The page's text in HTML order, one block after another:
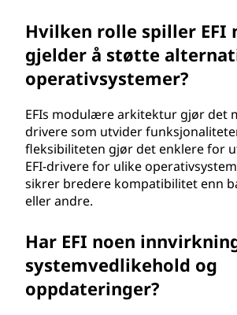
Hvilken rolle spiller EFI
gjelder å støtte
operativsystemer?
EFIs modulære arkitektur gjør det
drivere som utvider
fleksibiliteten gjør det enklere for
EFI-drivere for ulike
sikrer bredere kompatibilitet enn
eller andre.
Har EFI noen
systemvedlikehold og
oppdateringer?